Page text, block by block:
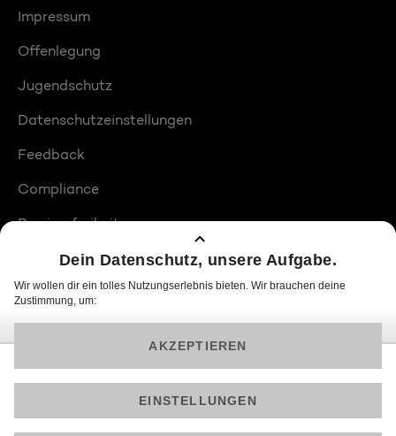
Impressum
Offenlegung
Jugendschutz
Datenschutzeinstellungen
Feedback
Compliance
Barrierefreiheit
Produktplatzierungen